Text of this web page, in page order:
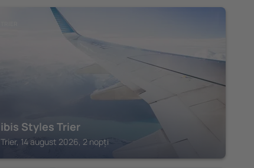
ibis Styles Trier
Trier, 14 august 2026, 2 nopți